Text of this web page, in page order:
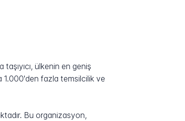
ülkenin en geniş
1.000'den fazla temsilcilik ve
Bu organizasyon,